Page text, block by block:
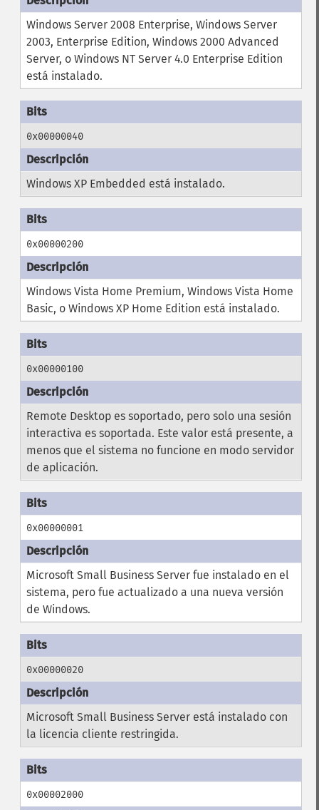
Windows Server 2008 Enterprise, Windows Server
2003, Enterprise Edition, Windows 2000 Advanced
Server, o Windows NT Server 4.0 Enterprise Edition
está instalado.
0x00000040
Windows XP Embedded está instalado.
0x00000200
Windows Vista Home Premium, Windows Vista Home
Basic, o Windows XP Home Edition está instalado.
0x00000100
Remote Desktop es soportado, pero solo una sesión
interactiva es soportada. Este valor está presente, a
menos que el sistema no funcione en modo servidor
de aplicación.
0x00000001
Microsoft Small Business Server fue instalado en el
sistema, pero fue actualizado a una nueva versión
de Windows.
0x00000020
Microsoft Small Business Server está instalado con
la licencia cliente restringida.
0x00002000